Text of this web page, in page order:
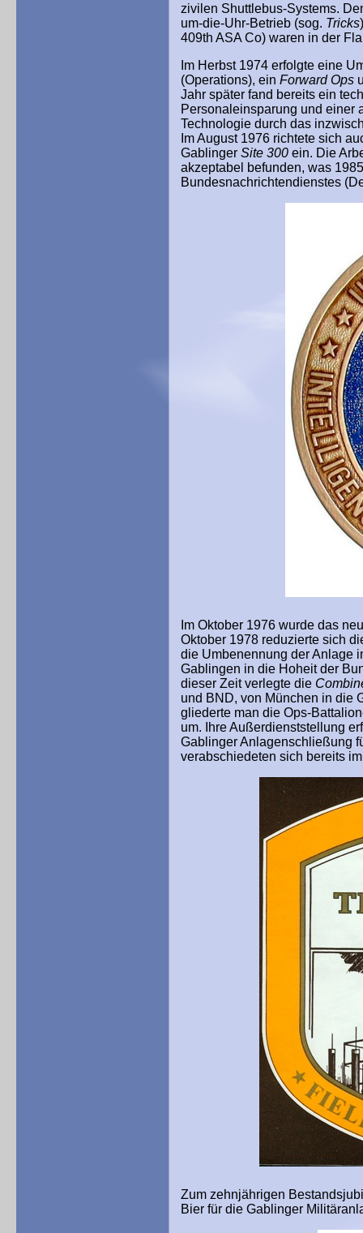
zivilen Shuttlebus-Systems.
um-die-Uhr-Betrieb (sog. Tricks
409th ASA Co) waren in der
Im Herbst 1974 erfolgte eine
(Operations), ein Forward Ops
Jahr später fand bereits ein
Personaleinsparung und einer
Technologie durch das
Im August 1976 richtete sich
Gablinger Site 300 ein. Die
akzeptabel befunden, was
Bundesnachrichtendienstes
Im Oktober 1976 wurde das
Oktober 1978 reduzierte sich
die Umbenennung der Anlage
Gablingen in die Hoheit der
dieser Zeit verlegte die
und BND, von München in die
gliederte man die Ops-
um. Ihre Außerdienststellung
Gablinger An lagenschließung
verabschiedeten sich bereits
Zum zehnjährigen
Bier für die Gablinger